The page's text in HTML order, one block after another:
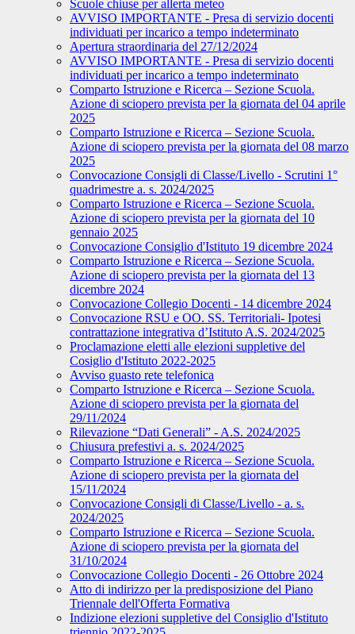
Scuole chiuse per allerta meteo
AVVISO IMPORTANTE - Presa di servizio docenti
individuati per incarico a tempo indeterminato
Apertura straordinaria del 27/12/2024
AVVISO IMPORTANTE - Presa di servizio docenti
individuati per incarico a tempo indeterminato
Comparto Istruzione e Ricerca – Sezione Scuola.
Azione di sciopero prevista per la giornata del 04 aprile
2025
Comparto Istruzione e Ricerca – Sezione Scuola.
Azione di sciopero prevista per la giornata del 08 marzo
2025
Convocazione Consigli di Classe/Livello - Scrutini 1°
quadrimestre a. s. 2024/2025
Comparto Istruzione e Ricerca – Sezione Scuola.
Azione di sciopero prevista per la giornata del 10
gennaio 2025
Convocazione Consiglio d'Istituto 19 dicembre 2024
Comparto Istruzione e Ricerca – Sezione Scuola.
Azione di sciopero prevista per la giornata del 13
dicembre 2024
Convocazione Collegio Docenti - 14 dicembre 2024
Convocazione RSU e OO. SS. Territoriali- Ipotesi
contrattazione integrativa d’Istituto A.S. 2024/2025
Proclamazione eletti alle elezioni suppletive del
Cosiglio d'Istituto 2022-2025
Avviso guasto rete telefonica
Comparto Istruzione e Ricerca – Sezione Scuola.
Azione di sciopero prevista per la giornata del
29/11/2024
Rilevazione “Dati Generali” - A.S. 2024/2025
Chiusura prefestivi a. s. 2024/2025
Comparto Istruzione e Ricerca – Sezione Scuola.
Azione di sciopero prevista per la giornata del
15/11/2024
Convocazione Consigli di Classe/Livello - a. s.
2024/2025
Comparto Istruzione e Ricerca – Sezione Scuola.
Azione di sciopero prevista per la giornata del
31/10/2024
Convocazione Collegio Docenti - 26 Ottobre 2024
Atto di indirizzo per la predisposizione del Piano
Triennale dell'Offerta Formativa
Indizione elezioni suppletive del Consiglio d'Istituto